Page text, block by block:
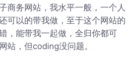
商务网站，我水平一般，一个人
可以的带我做，至于这个网站的
，能带我一起做，全归你都可
站，但coding没问题。